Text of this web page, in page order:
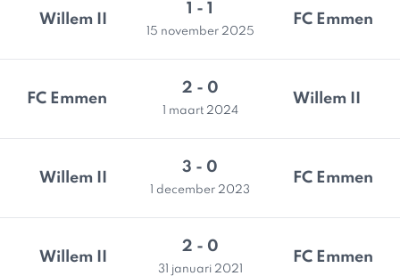
Willem II
1 - 1
15 november 2025
FC Emmen
FC Emmen
2 - 0
1 maart 2024
Willem II
Willem II
3 - 0
1 december 2023
FC Emmen
Willem II
2 - 0
31 januari 2021
FC Emmen